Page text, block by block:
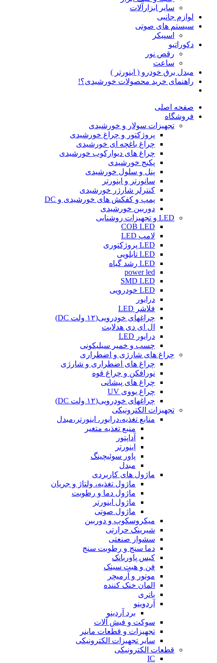
سایر ابزارآلات
لوازم جانبی
سیستم های صوتی
اسپیکر
دکوراتیو
رقص نور
ساعت
مبدل برق خودرو ( اینورتر )
راهنمای خرید محصولات خورشیدی؟!
صفحه اصلی
فروشگاه
تجهیزات سولار و خورشیدی
پروژکتور و چراغ خورشیدی
چراغ باغچه ای خورشیدی
چراغ های دیوارکوب خورشیدی
پکیج خورشیدی
پنل و سلول خورشیدی
سانورتر و اینورتر
کنترلر شارژر خورشیدی
پمپ و کفکش های خورشیدی و DC
دوربین خورشیدی
LED و تجهیزات روشنایی
COB LED
لامپ LED
LED پروژکتوری
LED تابلویی
LED رشد گیاه
power led
SMD LED
LED خودرویی
درایور
فلاشر LED
چراغهای خودرویی(۱۲ ولت DC)
ال ای دی هدلایت
درایور LED
چسب و خمیر سیلیکونی
چراغ های شارژی و اضطراری
چراغ های اضطراری و شارژی
نورافکن و چراغ قوه
چراغ های پیشانی
چراغ یووی UV
چراغهای خودرویی(۱۲ ولت DC)
تجهیزات الکترونیکی
منابع تغذیه،درایور، اینورتر،مبدل
منبع تغذیه متغیر
آداپتور
اینورتر
پاور سوئیچینگ
مبدل
ماژول های کاربردی
ماژول تغذیه، ولتاژ و جریان
ماژول دما و رطوبت
ماژول اینورتر
ماژول صوتی
میکروسکوپ و دوربین
شیرینک حرارتی
سشوار صنعتی
دما سنج و رطوبت سنج
کیس پاوربانک
فن و هیت سینک
موتور و آرمیچر
المان خنک کننده
باتری
آردوینو
برد آردینو
سوکت و فیش آلات
تجهیزات و قطعات ماینر
سایر تجهیزات الکترونیکی
قطعات الکترونیکی
IC